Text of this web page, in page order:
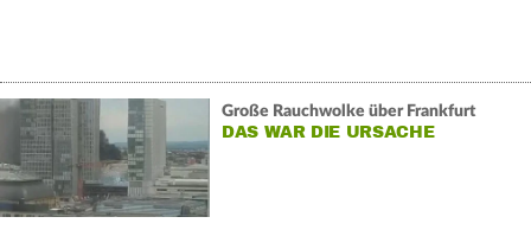
Große Rauchwolke über Frankfurt
DAS WAR DIE URSACHE